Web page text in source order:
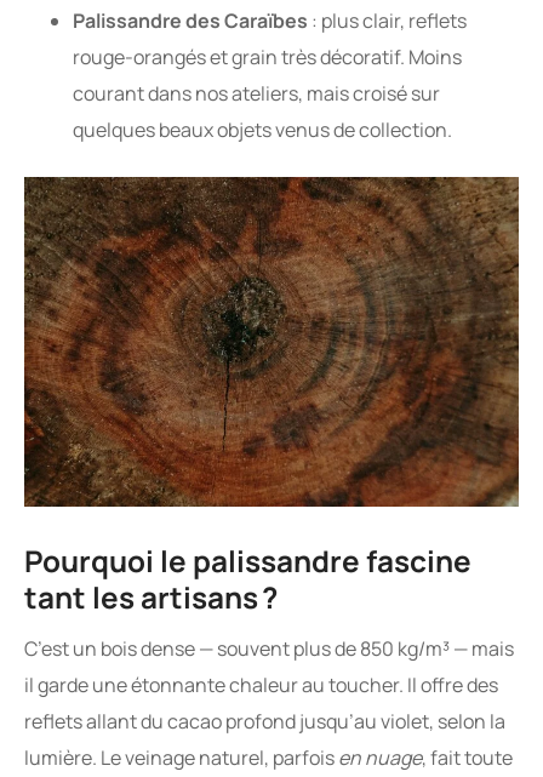
Palissandre des Caraïbes : plus clair, reflets
rouge-orangés et grain très décoratif. Moins
courant dans nos ateliers, mais croisé sur
quelques beaux objets venus de collection.
Pourquoi le palissandre fascine
tant les artisans ?
C’est un bois dense — souvent plus de 850 kg/m³ — mais
il garde une étonnante chaleur au toucher. Il offre des
reflets allant du cacao profond jusqu’au violet, selon la
lumière. Le veinage naturel, parfoisen nuage, fait toute